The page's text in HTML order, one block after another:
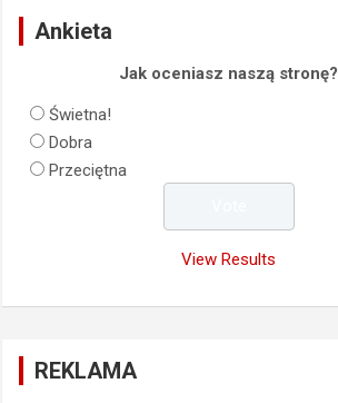
Ankieta
Jak oceniasz naszą stronę?
Świetna!
Dobra
Przeciętna
View Results
REKLAMA